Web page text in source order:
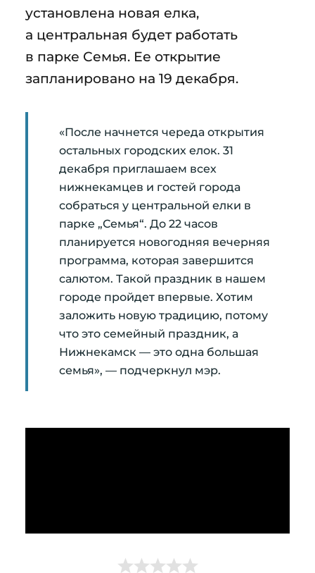
установлена новая елка,
а центральная будет работать
в парке Семья. Ее открытие
запланировано на 19 декабря.
«После начнется череда открытия
остальных городских елок. 31
декабря приглашаем всех
нижнекамцев и гостей города
собраться у центральной елки в
парке „Семья“. До 22 часов
планируется новогодняя вечерняя
программа, которая завершится
салютом. Такой праздник в нашем
городе пройдет впервые. Хотим
заложить новую традицию, потому
что это семейный праздник, а
Нижнекамск — это одна большая
семья», — подчеркнул мэр.